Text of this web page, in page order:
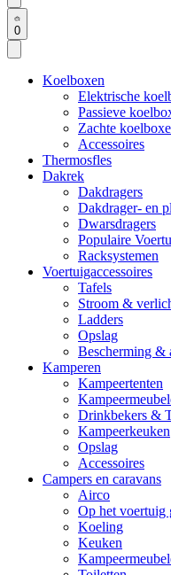
0
Koelboxen
Elektrische
Passieve
Zachte
Accessoires
Thermosfles
Dakrek
Dakdragers
Dakdrager- en
Dwarsdragers
Populaire
Racksystemen
Voertuigaccessoires
Tafels
Stroom &
Ladders
Opslag
Bescherming &
Kamperen
Kampeertenten
Drinkbekers &
Kampeerkeuken
Opslag
Accessoires
Campers en caravans
Airco
Op het voertuig
Koeling
Keuken